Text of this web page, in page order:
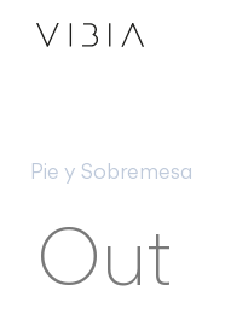
Pie y Sobremesa
Out